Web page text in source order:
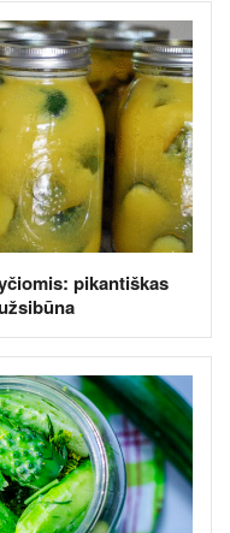
pikantiškas